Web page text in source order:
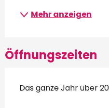
Mehr anzeigen
Öffnungszeiten
Das ganze Jahr über